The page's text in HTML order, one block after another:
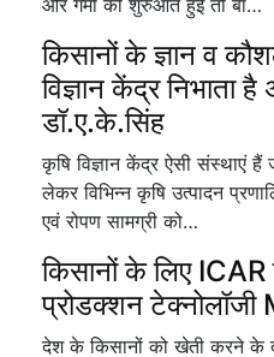
और गर्मी की शुरुआत हुई तो बा…
किसानों के ज्ञान व
विज्ञान केंद्र निभाता
डॉ.ए.के.सिंह
कृषि विज्ञान केंद्र ऐसी संस्थाएं हैं
लेकर विभिन्न कृषि उत्पादन
एवं रोपण सामग्री को…
किसानों के लिए ICAR
प्रोडक्शन
देश के किसानों को खेती करने के